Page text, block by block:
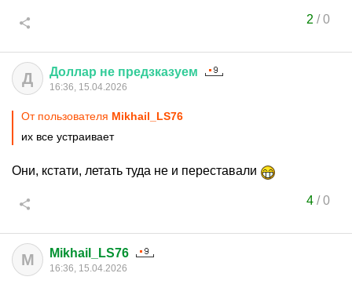
2 /0
Д Доллар не предзказуем
16:36, 15.04.2026
От пользователя Mikhail_LS76
их все устраивает
Они, кстати, летать туда не и переставали
4/0
M Mikhail_LS76
16:36, 15.04.2026